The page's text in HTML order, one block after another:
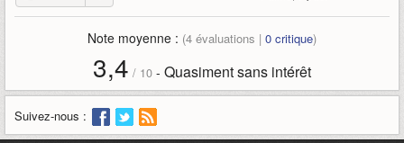
Note moyenne : (4 évaluations | 0 critique)
3,4 / 10 - Quasiment sans intérêt
Suivez-nous :